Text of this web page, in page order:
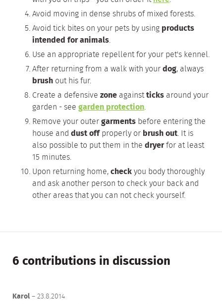
Avoid moving in dense shrubs of mixed forests.
Avoid tick bites on your pets by using products
intended for animals.
Use an appropriate repellent for your pet's kennel.
After returning from a walk with yourdog, always
brush out his fur.
Create a defensive zone againstticks around your
garden - see garden protection.
Remove your outergarments before entering the
house and dust offproperly or brush out. It is
also possible to put them in the dryerfor at least
15 minutes.
Upon returning home,checkyou body thoroughly
and ask another person to check your back and
other areas that you can not check yourself.
6 contributions in discussion
Karol– 23.8.2014